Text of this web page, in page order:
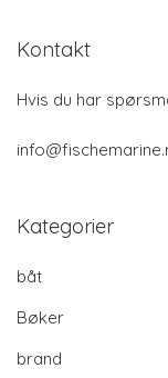
Kontakt
Hvis du har
Kategorier
båt
Bøker
brand